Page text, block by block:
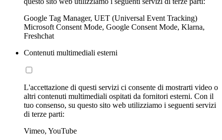
Google Tag Manager, UET (Universal Event Tracking)
Microsoft Consent Mode, Google Consent Mode, Klarna,
Freshchat
Contenuti multimediali esterni
L'accettazione di questi servizi ci consente di mostrarti video o
altri contenuti multimediali ospitati da fornitori esterni. Con il
tuo consenso, su questo sito web utilizziamo i seguenti servizi
di terze parti:
Vimeo, YouTube